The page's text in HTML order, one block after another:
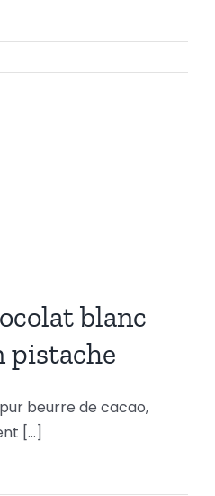
blanc
pistache
pur beurre de cacao,
[...]